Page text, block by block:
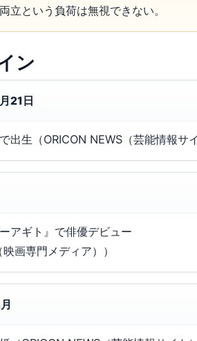
立という負荷は無視できない。
ン
21日
出生（ORICON NEWS（芸能情報サ
アギト』で俳優デビュー
映画専門メディア））